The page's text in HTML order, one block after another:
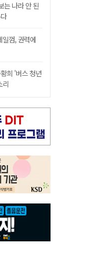
는 나라 안 된
껌, 권력에
희 '버스 청년
리